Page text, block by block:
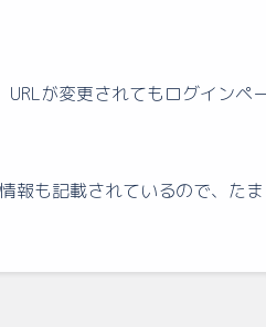
が変更されてもログインペ
報も記載されているので、たま